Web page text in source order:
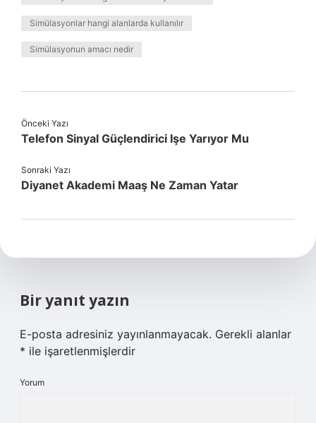
Simülasyonlar hangi alanlarda kullanılır
Simülasyonun amacı nedir
Önceki Yazı
Telefon Sinyal Güçlendirici Işe Yarıyor Mu
Sonraki Yazı
Diyanet Akademi Maaş Ne Zaman Yatar
Bir yanıt yazın
E-posta adresiniz yayınlanmayacak. Gerekli alanlar
* ile işaretlenmişlerdir
Yorum